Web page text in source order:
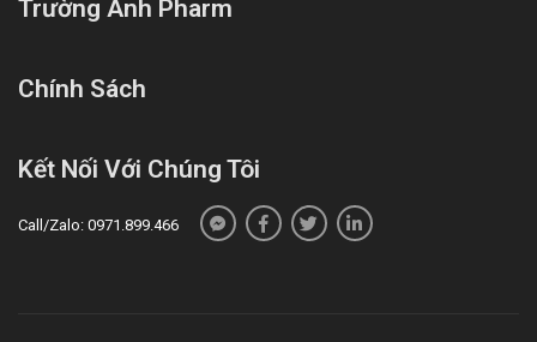
Trường Anh Pharm
Chính Sách
Kết Nối Với Chúng Tôi
Call/Zalo: 0971.899.466